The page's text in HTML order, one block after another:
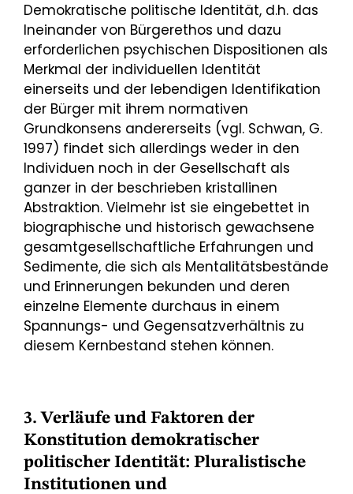
Demokratische politische Identität, d.h. das
Ineinander von Bürgerethos und dazu
erforderlichen psychischen Dispositionen als
Merkmal der individuellen Identität
einerseits und der lebendigen Identifikation
der Bürger mit ihrem normativen
Grundkonsens andererseits (vgl. Schwan, G.
1997) findet sich allerdings weder in den
Individuen noch in der Gesellschaft als
ganzer in der beschrieben kristallinen
Abstraktion. Vielmehr ist sie eingebettet in
biographische und historisch gewachsene
gesamtgesellschaftliche Erfahrungen und
Sedimente, die sich als Mentalitätsbestände
und Erinnerungen bekunden und deren
einzelne Elemente durchaus in einem
Spannungs- und Gegensatzverhältnis zu
diesem Kernbestand stehen können.
3. Verläufe und Faktoren der
Konstitution demokratischer
politischer Identität: Pluralistische
Institutionen und